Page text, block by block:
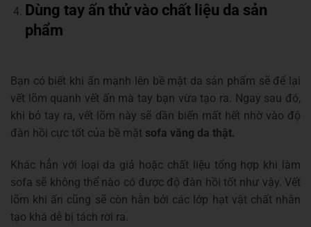
Dùng tay ấn thử vào chất liệu da sản
phẩm
Bạn có biết khi ấn mạnh lên bề mặt da sản phẩm sẽ để lại
vết lõm quanh vết ấn mà tay bạn vừa tạo ra. Ngay sau đó,
khi bỏ tay ra, vết lõm này sẽ dần biến mất hết nhờ vào độ
đàn hồi cực tốt của bề mặt sofa văng da thật.
Khác hẳn với loại da giả hoặc chất liệu tổng hợp khi làm
sofa sẽ không thể nào có được độ đàn hồi tốt như vậy. Vết
lõm khi ấn cũng sẽ còn hằn bởi các lớp hạt vật chất nhân
tạo khá dễ bị tách rời ra.